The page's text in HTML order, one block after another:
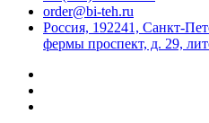
order@bi-teh.ru
Россия, 192241, Санкт-
фермы проспект, д. 29,